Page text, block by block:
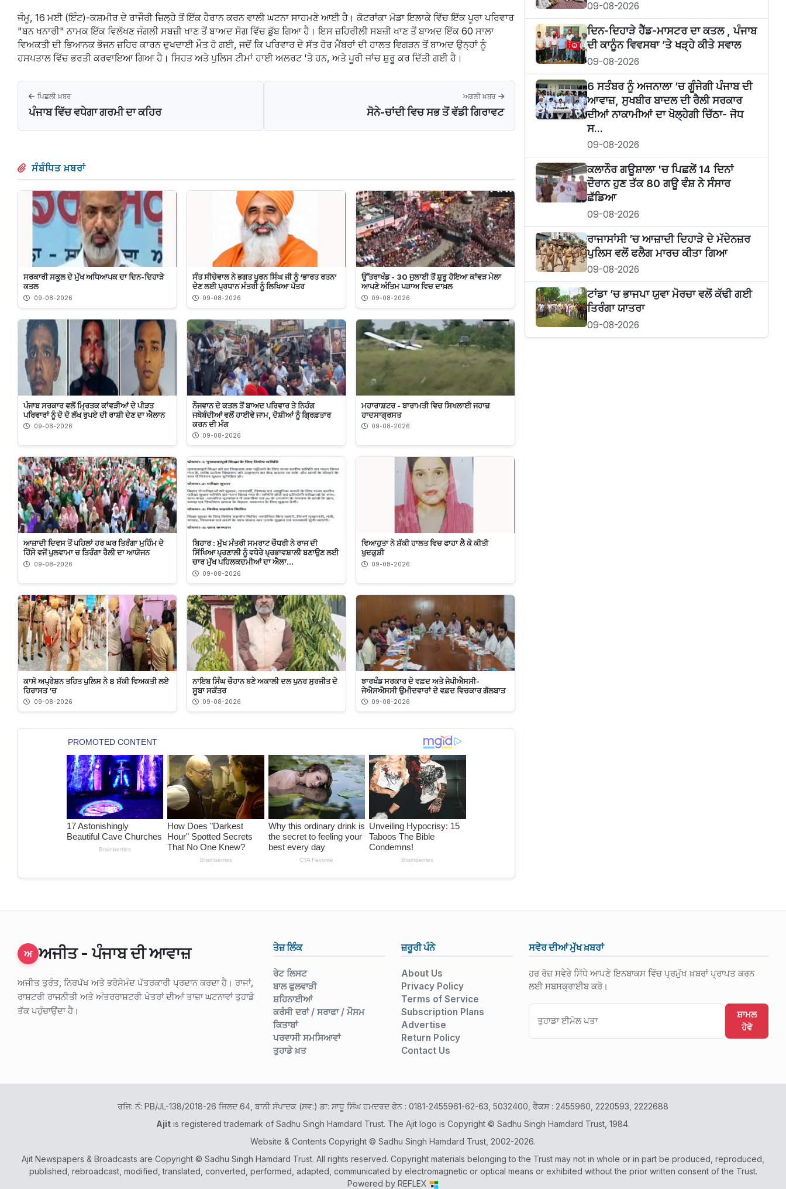
ਜੰਮੂ, 16 ਮਈ (ਇੰਟ)-ਕਸ਼ਮੀਰ ਦੇ ਰਾਜੌਰੀ ਜ਼ਿਲ੍ਹੇ ਤੋਂ ਇੱਕ ਹੈਰਾਨ ਕਰਨ ਵਾਲੀ ਘਟਨਾ ਸਾਹਮਣੇ ਆਈ ਹੈ। ਕੋਟਰਾਂਕਾ ਮੋਡਾ ਇਲਾਕੇ ਵਿੱਚ ਇੱਕ ਪੂਰਾ ਪਰਿਵਾਰ
"ਬਨ ਖਨਾਰੀ" ਨਾਮਕ ਇੱਕ ਵਿਲੱਖਣ ਜੰਗਲੀ ਸਬਜ਼ੀ ਖਾਣ ਤੋਂ ਬਾਅਦ ਸੋਗ ਵਿੱਚ ਡੁੱਬ ਗਿਆ ਹੈ। ਇਸ ਜ਼ਹਿਰੀਲੀ ਸਬਜ਼ੀ ਖਾਣ ਤੋਂ ਬਾਅਦ ਇੱਕ 60 ਸਾਲਾ
ਵਿਅਕਤੀ ਦੀ ਭਿਆਨਕ ਭੋਜਨ ਜ਼ਹਿਰ ਕਾਰਨ ਦੁਖਦਾਈ ਮੌਤ ਹੋ ਗਈ, ਜਦੋਂ ਕਿ ਪਰਿਵਾਰ ਦੇ ਸੱਤ ਹੋਰ ਮੈਂਬਰਾਂ ਦੀ ਹਾਲਤ ਵਿਗੜਨ ਤੋਂ ਬਾਅਦ ਉਨ੍ਹਾਂ ਨੂੰ
ਹਸਪਤਾਲ ਵਿੱਚ ਭਰਤੀ ਕਰਵਾਇਆ ਗਿਆ ਹੈ। ਸਿਹਤ ਅਤੇ ਪੁਲਿਸ ਟੀਮਾਂ ਹਾਈ ਅਲਰਟ 'ਤੇ ਹਨ, ਅਤੇ ਪੂਰੀ ਜਾਂਚ ਸ਼ੁਰੂ ਕਰ ਦਿੱਤੀ ਗਈ ਹੈ।
ਪਿਛਲੀ ਖ਼ਬਰ
ਪੰਜਾਬ ਵਿੱਚ ਵਧੇਗਾ ਗਰਮੀ ਦਾ ਕਹਿਰ
ਅਗਲੀ ਖ਼ਬਰ
ਸੋਨੇ-ਚਾਂਦੀ ਵਿਚ ਸਭ ਤੋਂ ਵੱਡੀ ਗਿਰਾਵਟ
ਸੰਬੰਧਿਤ ਖ਼ਬਰਾਂ
ਸਰਕਾਰੀ ਸਕੂਲ ਦੇ ਮੁੱਖ ਅਧਿਆਪਕ ਦਾ ਦਿਨ-ਦਿਹਾੜੇ
ਕਤਲ
09-08-2026
ਸੰਤ ਸੀਚੇਵਾਲ ਨੇ ਭਗਤ ਪੂਰਨ ਸਿੰਘ ਜੀ ਨੂੰ ‘ਭਾਰਤ ਰਤਨ’
ਦੇਣ ਲਈ ਪ੍ਰਧਾਨ ਮੰਤਰੀ ਨੂੰ ਲਿਖਿਆ ਪੱਤਰ
09-08-2026
ਉੱਤਰਾਖੰਡ - 30 ਜੁਲਾਈ ਤੋਂ ਸ਼ੁਰੂ ਹੋਇਆ ਕਾਂਵੜ ਮੇਲਾ
ਆਪਣੇ ਅੰਤਿਮ ਪੜਾਅ ਵਿਚ ਦਾਖ਼ਲ
09-08-2026
ਪੰਜਾਬ ਸਰਕਾਰ ਵਲੋਂ ਮ੍ਰਿਤਕ ਕਾਂਵੜੀਆਂ ਦੇ ਪੀੜਤ
ਪਰਿਵਾਰਾਂ ਨੂੰ ਦੋ ਦੋ ਲੱਖ ਰੁਪਏ ਦੀ ਰਾਸ਼ੀ ਦੇਣ ਦਾ ਐਲਾਨ
09-08-2026
ਨੌਜਵਾਨ ਦੇ ਕਤਲ ਤੋਂ ਬਾਅਦ ਪਰਿਵਾਰ ਤੇ ਨਿਹੰਗ
ਜਥੇਬੰਦੀਆਂ ਵਲੋਂ ਹਾਈਵੇ ਜਾਮ, ਦੋਸ਼ੀਆਂ ਨੂੰ ਗ੍ਰਿਫ਼ਤਾਰ
ਕਰਨ ਦੀ ਮੰਗ
09-08-2026
ਮਹਾਰਾਸ਼ਟਰ - ਬਾਰਾਮਤੀ ਵਿਚ ਸਿਖਲਾਈ ਜਹਾਜ਼
ਹਾਦਸਾਗ੍ਰਸਤ
09-08-2026
ਆਜ਼ਾਦੀ ਦਿਵਸ ਤੋਂ ਪਹਿਲਾਂ ਹਰ ਘਰ ਤਿਰੰਗਾ ਮੁਹਿੰਮ ਦੇ
ਹਿੱਸੇ ਵਜੋਂ ਪੁਲਵਾਮਾ ਚ ਤਿਰੰਗਾ ਰੈਲੀ ਦਾ ਆਯੋਜਨ
09-08-2026
ਬਿਹਾਰ : ਮੁੱਖ ਮੰਤਰੀ ਸਮਰਾਟ ਚੌਧਰੀ ਨੇ ਰਾਜ ਦੀ
ਸਿੱਖਿਆ ਪ੍ਰਣਾਲੀ ਨੂੰ ਵਧੇਰੇ ਪ੍ਰਭਾਵਸ਼ਾਲੀ ਬਣਾਉਣ ਲਈ
ਚਾਰ ਮੁੱਖ ਪਹਿਲਕਦਮੀਆਂ ਦਾ ਐਲਾ...
09-08-2026
ਵਿਆਹੁਤਾ ਨੇ ਸ਼ੱਕੀ ਹਾਲਤ ਵਿਚ ਫਾਹਾ ਲੈ ਕੇ ਕੀਤੀ
ਖੁਦਕੁਸ਼ੀ
09-08-2026
ਕਾਸੋ ਅਪ੍ਰੇਸ਼ਨ ਤਹਿਤ ਪੁਲਿਸ ਨੇ 8 ਸ਼ੱਕੀ ਵਿਅਕਤੀ ਲਏ
ਹਿਰਾਸਤ ’ਚ
09-08-2026
ਨਾਇਬ ਸਿੰਘ ਚੌਹਾਨ ਬਣੇ ਅਕਾਲੀ ਦਲ ਪੁਨਰ ਸੁਰਜੀਤ ਦੇ
ਸੂਬਾ ਸਕੱਤਰ
09-08-2026
ਝਾਰਖੰਡ ਸਰਕਾਰ ਦੇ ਵਫ਼ਦ ਅਤੇ ਜੇਪੀਐਸਸੀ-
ਜੇਐਸਐਸਸੀ ਉਮੀਦਵਾਰਾਂ ਦੇ ਵਫ਼ਦ ਵਿਚਕਾਰ ਗੱਲਬਾਤ
09-08-2026
09-08-2026
ਦਿਨ-ਦਿਹਾੜੇ ਹੈੱਡ-ਮਾਸਟਰ ਦਾ ਕਤਲ , ਪੰਜਾਬ
ਦੀ ਕਾਨੂੰਨ ਵਿਵਸਥਾ ’ਤੇ ਖੜ੍ਹੇ ਕੀਤੇ ਸਵਾਲ
09-08-2026
6 ਸਤੰਬਰ ਨੂੰ ਅਜਨਾਲਾ ’ਚ ਗੂੰਜੇਗੀ ਪੰਜਾਬ ਦੀ
ਆਵਾਜ਼, ਸੁਖਬੀਰ ਬਾਦਲ ਦੀ ਰੈਲੀ ਸਰਕਾਰ
ਦੀਆਂ ਨਾਕਾਮੀਆਂ ਦਾ ਖੋਲ੍ਹੇਗੀ ਚਿੱਠਾ- ਜੋਧ
ਸ...
09-08-2026
ਕਲਾਨੌਰ ਗਊਸ਼ਾਲਾ 'ਚ ਪਿਛਲੇਂ 14 ਦਿਨਾਂ
ਦੌਰਾਨ ਹੁਣ ਤੱਕ 80 ਗਊ ਵੰਸ਼ ਨੇ ਸੰਸਾਰ
ਛੱਡਿਆ
09-08-2026
ਰਾਜਾਸਾਂਸੀ ’ਚ ਆਜ਼ਾਦੀ ਦਿਹਾੜੇ ਦੇ ਮੱਦੇਨਜ਼ਰ
ਪੁਲਿਸ ਵਲੋਂ ਫਲੈਗ ਮਾਰਚ ਕੀਤਾ ਗਿਆ
09-08-2026
ਟਾਂਡਾ ’ਚ ਭਾਜਪਾ ਯੁਵਾ ਮੋਰਚਾ ਵਲੋਂ ਕੱਢੀ ਗਈ
ਤਿਰੰਗਾ ਯਾਤਰਾ
09-08-2026
ਅ ਅਜੀਤ - ਪੰਜਾਬ ਦੀ ਆਵਾਜ਼
ਅਜੀਤ ਤੁਰੰਤ, ਨਿਰਪੱਖ ਅਤੇ ਭਰੋਸੇਮੰਦ ਪੱਤਰਕਾਰੀ ਪ੍ਰਦਾਨ ਕਰਦਾ ਹੈ। ਰਾਜਾਂ,
ਰਾਸ਼ਟਰੀ ਰਾਜਨੀਤੀ ਅਤੇ ਅੰਤਰਰਾਸ਼ਟਰੀ ਖੇਤਰਾਂ ਦੀਆਂ ਤਾਜ਼ਾ ਘਟਨਾਵਾਂ ਤੁਹਾਡੇ
ਤੱਕ ਪਹੁੰਚਾਉਂਦਾ ਹੈ।
ਤੇਜ਼ ਲਿੰਕ
ਰੇਟ ਲਿਸਟ
ਬਾਲ ਫੁਲਵਾੜੀ
ਸ਼ਹਿਨਾਈਆਂ
ਕਰੰਸੀ ਦਰਾਂ / ਸਰਾਫਾ / ਮੌਸਮ
ਕਿਤਾਬਾਂ
ਪਰਵਾਸੀ ਸਮਸਿਆਵਾਂ
ਤੁਹਾਡੇ ਖ਼ਤ
ਜ਼ਰੂਰੀ ਪੰਨੇ
About Us
Privacy Policy
Terms of Service
Subscription Plans
Advertise
Return Policy
Contact Us
ਸਵੇਰ ਦੀਆਂ ਮੁੱਖ ਖ਼ਬਰਾਂ
ਹਰ ਰੋਜ਼ ਸਵੇਰੇ ਸਿੱਧੇ ਆਪਣੇ ਇਨਬਾਕਸ ਵਿੱਚ ਪ੍ਰਮੁੱਖ ਖ਼ਬਰਾਂ ਪ੍ਰਾਪਤ ਕਰਨ
ਲਈ ਸਬਸਕ੍ਰਾਈਬ ਕਰੋ।
ਸ਼ਾਮਲ
ਹੋਵੋ
ਰਜਿ: ਨੰ: PB/JL-138/2018-26 ਜਿਲਦ 64, ਬਾਨੀ ਸੰਪਾਦਕ (ਸਵ:) ਡਾ: ਸਾਧੂ ਸਿੰਘ ਹਮਦਰਦ ਫ਼ੋਨ : 0181-2455961-62-63, 5032400, ਫੈਕਸ : 2455960, 2220593, 2222688
Ajit is registered trademark of Sadhu Singh Hamdard Trust. The Ajit logo is Copyright © Sadhu Singh Hamdard Trust, 1984.
Website & Contents Copyright © Sadhu Singh Hamdard Trust, 2002-2026.
Ajit Newspapers & Broadcasts are Copyright © Sadhu Singh Hamdard Trust. All rights reserved. Copyright materials belonging to the Trust may not in whole or in part be produced, reproduced,
published, rebroadcast, modified, translated, converted, performed, adapted, communicated by electromagnetic or optical means or exhibited without the prior written consent of the Trust.
Powered by REFLEX